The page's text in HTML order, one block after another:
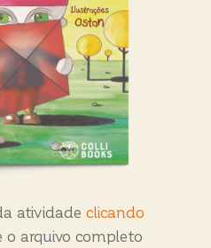
atividade clicando
o arquivo completo